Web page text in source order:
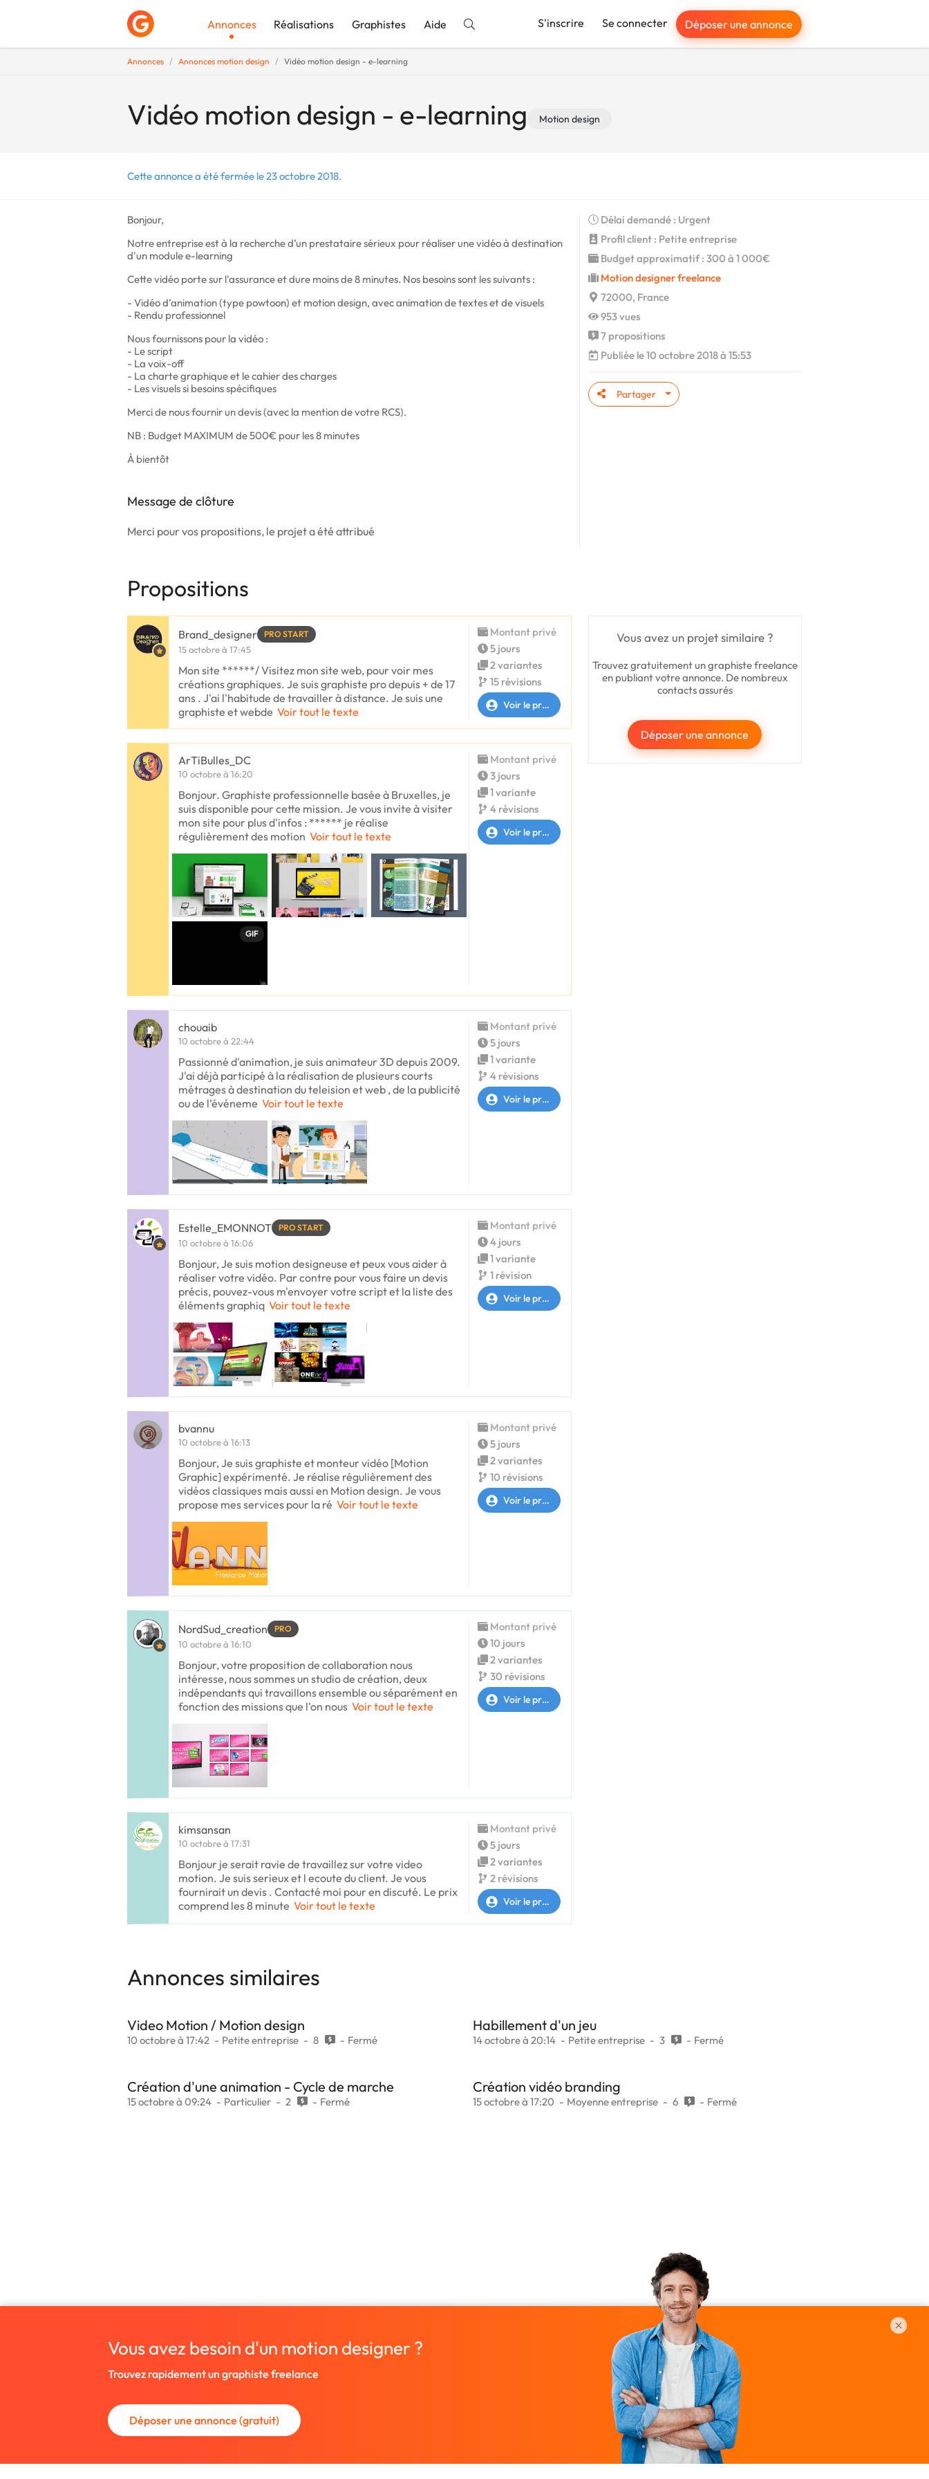
Annonces Réalisations Graphistes Aide S'inscrire Se connecter Déposer une annonce
Annonces Annonces motion design Vidéo motion design - e-learning
Vidéo motion design - e-learning Motion design
Cette annonce a été fermée le 23 octobre 2018.
Bonjour,
Notre entreprise est à la recherche d’un prestataire sérieux pour réaliser une vidéo à destination
d'un module e-learning
Cette vidéo porte sur l'assurance et dure moins de 8 minutes. Nos besoins sont les suivants :
- Vidéo d’animation (type powtoon) et motion design, avec animation de textes et de visuels
- Rendu professionnel
Nous fournissons pour la vidéo :
- Le script
- La voix-off
- La charte graphique et le cahier des charges
- Les visuels si besoins spécifiques
Merci de nous fournir un devis (avec la mention de votre RCS).
NB : Budget MAXIMUM de 500€ pour les 8 minutes
À bientôt
Message de clôture
Merci pour vos propositions, le projet a été attribué
Délai demandé : Urgent
Profil client : Petite entreprise
Budget approximatif : 300 à 1 000€
Motion designer freelance
72000, France
953 vues
7 propositions
Publiée le 10 octobre 2018 à 15:53
Partager
Propositions
Vous avez un projet similaire ?
Trouvez gratuitement un graphiste freelance
en publiant votre annonce. De nombreux
contacts assurés
Déposer une annonce
Brand_designer PRO START
15 octobre à 17:45
Mon site ******/ Visitez mon site web, pour voir mes
créations graphiques. Je suis graphiste pro depuis + de 17
ans . J'ai l'habitude de travailler à distance. Je suis une
graphiste et webde Voir tout le texte
Montant privé
5 jours
2 variantes
15 révisions
Voir le profil
ArTiBulles_DC
10 octobre à 16:20
Bonjour. Graphiste professionnelle basée à Bruxelles, je
suis disponible pour cette mission. Je vous invite à visiter
mon site pour plus d'infos : ****** je réalise
régulièrement des motion Voir tout le texte
GIF
Montant privé
3 jours
1 variante
4 révisions
Voir le profil
chouaib
10 octobre à 22:44
Passionné d'animation, je suis animateur 3D depuis 2009.
J'ai déjà participé à la réalisation de plusieurs courts
métrages à destination du teleision et web , de la publicité
ou de l’événeme Voir tout le texte
Montant privé
5 jours
1 variante
4 révisions
Voir le profil
Estelle_EMONNOT PRO START
10 octobre à 16:06
Bonjour, Je suis motion designeuse et peux vous aider à
réaliser votre vidéo. Par contre pour vous faire un devis
précis, pouvez-vous m'envoyer votre script et la liste des
éléments graphiq Voir tout le texte
Montant privé
4 jours
1 variante
1 révision
Voir le profil
bvannu
10 octobre à 16:13
Bonjour, Je suis graphiste et monteur vidéo [Motion
Graphic] expérimenté. Je réalise régulièrement des
vidéos classiques mais aussi en Motion design. Je vous
propose mes services pour la ré Voir tout le texte
Montant privé
5 jours
2 variantes
10 révisions
Voir le profil
NordSud_creation PRO
10 octobre à 16:10
Bonjour, votre proposition de collaboration nous
intéresse, nous sommes un studio de création, deux
indépendants qui travaillons ensemble ou séparément en
fonction des missions que l'on nous Voir tout le texte
Montant privé
10 jours
2 variantes
30 révisions
Voir le profil
kimsansan
10 octobre à 17:31
Bonjour je serait ravie de travaillez sur votre video
motion. Je suis serieux et l ecoute du client. Je vous
fournirait un devis . Contacté moi pour en discuté. Le prix
comprend les 8 minute Voir tout le texte
Montant privé
5 jours
2 variantes
2 révisions
Voir le profil
Annonces similaires
Video Motion / Motion design
10 octobre à 17:42 Petite entreprise 8 Fermé
Habillement d'un jeu
14 octobre à 20:14 Petite entreprise 3 Fermé
Création d'une animation - Cycle de marche
15 octobre à 09:24 Particulier 2 Fermé
Création vidéo branding
15 octobre à 17:20 Moyenne entreprise 6 Fermé
Vous avez besoin d'un motion designer ?
Trouvez rapidement un graphiste freelance
Déposer une annonce (gratuit)